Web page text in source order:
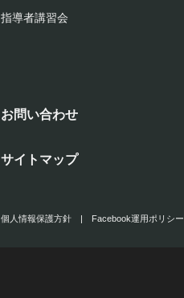
指導者講習会
お問い合わせ
サイトマップ
個人情報保護方針 | Facebook運用ポリシー